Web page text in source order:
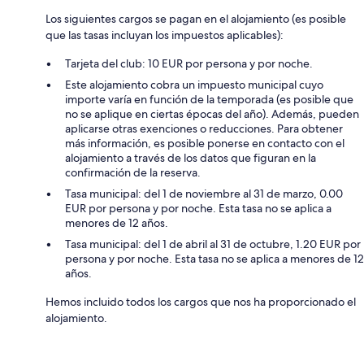
Los siguientes cargos se pagan en el alojamiento (es posible
que las tasas incluyan los impuestos aplicables):
Tarjeta del club: 10 EUR por persona y por noche.
Este alojamiento cobra un impuesto municipal cuyo
importe varía en función de la temporada (es posible que
no se aplique en ciertas épocas del año). Además, pueden
aplicarse otras exenciones o reducciones. Para obtener
más información, es posible ponerse en contacto con el
alojamiento a través de los datos que figuran en la
confirmación de la reserva.
Tasa municipal: del 1 de noviembre al 31 de marzo, 0.00
EUR por persona y por noche. Esta tasa no se aplica a
menores de 12 años.
Tasa municipal: del 1 de abril al 31 de octubre, 1.20 EUR por
persona y por noche. Esta tasa no se aplica a menores de 12
años.
Hemos incluido todos los cargos que nos ha proporcionado el
alojamiento.